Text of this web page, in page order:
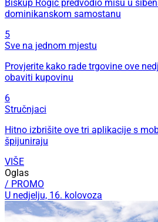
Biskup Rogić predvodio misu u
dominikanskom samostanu
5
Sve na jednom mjestu
Provjerite kako rade trgovine ove
obaviti kupovinu
6
Stručnjaci
Hitno izbrišite ove tri aplikacije s
špijuniraju
VIŠE
Oglas
/ PROMO
U nedjelju, 16. kolovoza